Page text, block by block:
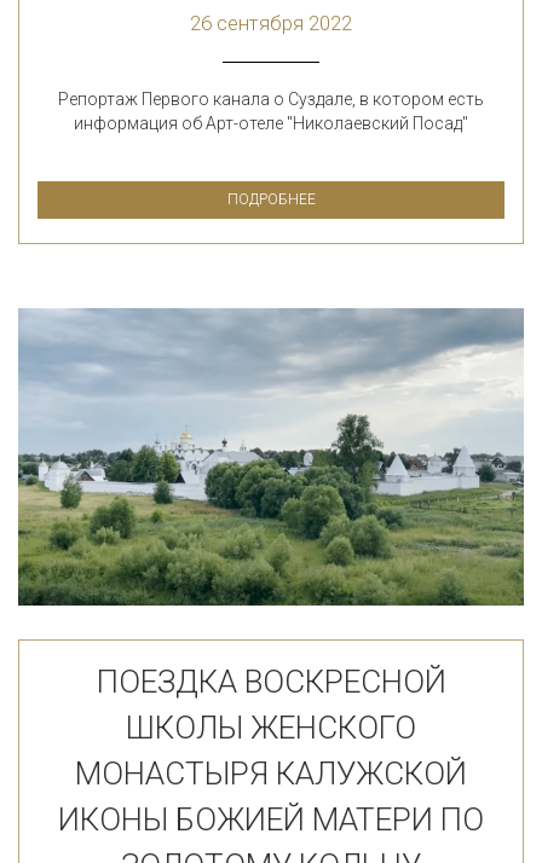
26 сентября 2022
Репортаж Первого канала о Суздале, в котором есть
информация об Арт-отеле "Николаевский Посад"
ПОДРОБНЕЕ
ПОЕЗДКА ВОСКРЕСНОЙ
ШКОЛЫ ЖЕНСКОГО
МОНАСТЫРЯ КАЛУЖСКОЙ
ИКОНЫ БОЖИЕЙ МАТЕРИ ПО